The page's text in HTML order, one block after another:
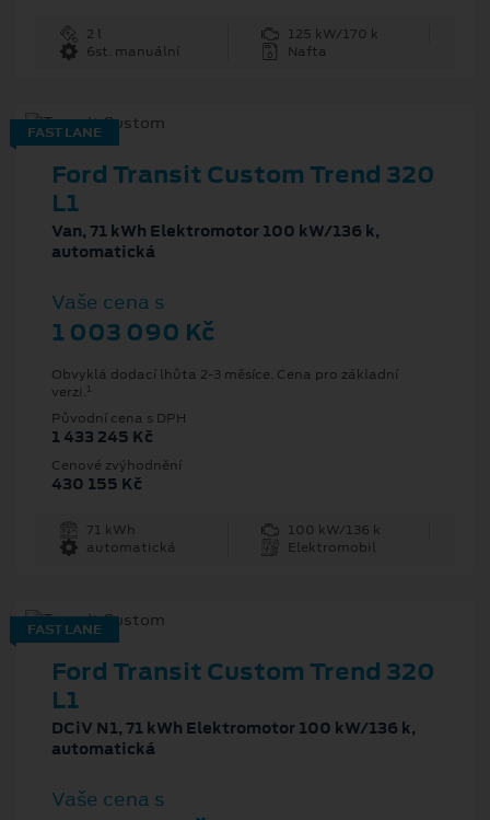
2 l
125 kW/170 k
6st. manuální
Nafta
FAST LANE
Ford Transit Custom Trend 320
L1
Van, 71 kWh Elektromotor 100 kW/136 k,
automatická
Vaše cena s
1 003 090 Kč
Obvyklá dodací lhůta 2-3 měsíce. Cena pro základní
verzi. 1
Původní cena s DPH
1 433 245 Kč
Cenové zvýhodnění
430 155 Kč
71 kWh
100 kW/136 k
automatická
Elektromobil
FAST LANE
Ford Transit Custom Trend 320
L1
DCiV N1, 71 kWh Elektromotor 100 kW/136 k,
automatická
Vaše cena s